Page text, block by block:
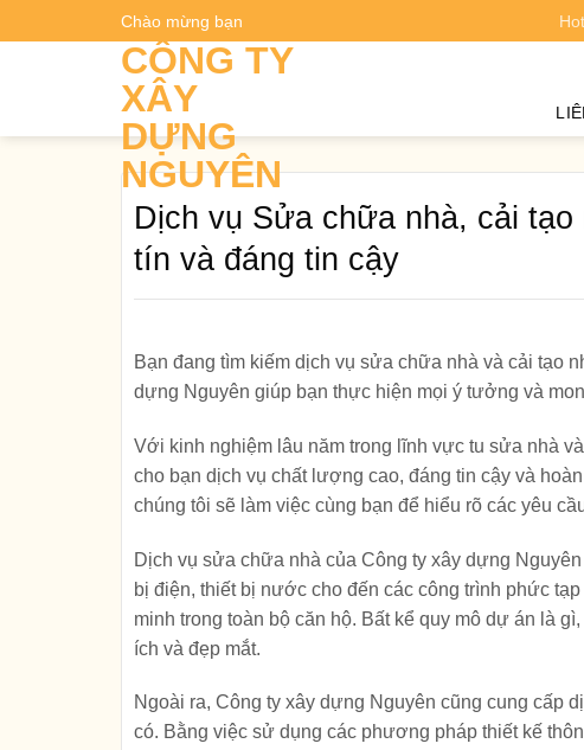
to
Chào mừng bạn
CÔNG TY
XÂY
DỰNG
NGUYÊN
Dịch vụ Sửa chữa nhà, cải
tín và đáng tin cậy
Bạn đang tìm kiếm dịch vụ sửa chữa nhà và cải tạo
dựng Nguyên giúp bạn thực hiện mọi ý tưởng và
Với kinh nghiệm lâu năm trong lĩnh vực tu sửa nhà
cho bạn dịch vụ chất lượng cao, đáng tin cậy và
chúng tôi sẽ làm việc cùng bạn để hiểu rõ các yêu
Dịch vụ sửa chữa nhà của Công ty xây dựng
bị điện, thiết bị nước cho đến các công trình phức
minh trong toàn bộ căn hộ. Bất kể quy mô dự án là
ích và đẹp mắt.
Ngoài ra, Công ty xây dựng Nguyên cũng cung cấp
có. Bằng việc sử dụng các phương pháp thiết kế
Dự toán